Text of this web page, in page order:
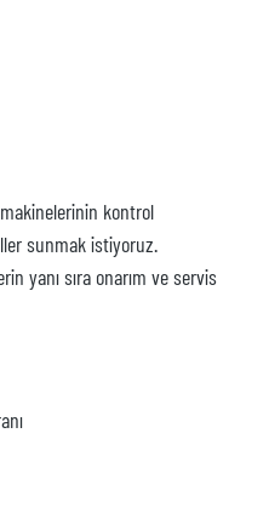
kontrol
sunmak istiyoruz.
yanı sıra onarım ve servis